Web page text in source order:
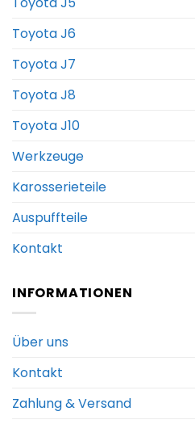
Toyota J6
Toyota J7
Toyota J8
Toyota J10
Werkzeuge
Karosserieteile
Auspuffteile
Kontakt
INFORMATIONEN
Über uns
Kontakt
Zahlung & Versand